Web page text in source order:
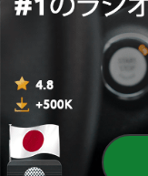
東京ホテイソン（12
ママタルト（1月）
（3月）、モグライダ
月）、ガクヅケ（7月
月）、パンプキンポ
月）、怪奇！Yesどん
・2021年
Gパンパンダ（10月
帝国（12月）、クール
08 8月 2026
266 - [黒川想矢-④]黒
24 7月 2026
265 - [黒川想矢-③]黒